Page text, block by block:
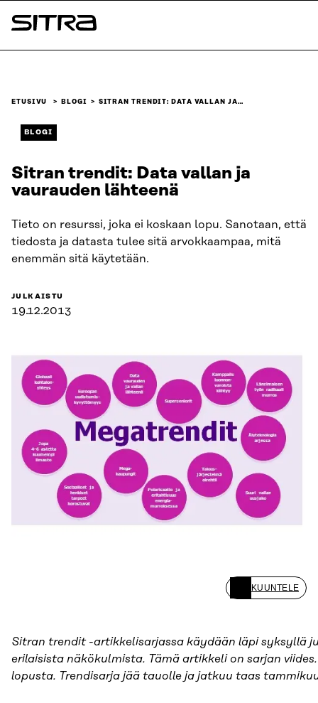
Siirry
suoraan
Sitra
ETUSIVU BLOGI SITRAN TRENDIT: DATA VALLAN JA…
BLOGI
Sitran trendit: Data vallan ja
vaurauden lähteenä
Tieto on resurssi, joka ei koskaan lopu. Sanotaan, että
tiedosta ja datasta tulee sitä arvokkaampaa, mitä
enemmän sitä käytetään.
JULKAISTU
19.12.2013
KUUNTELE
Sitran trendit -artikkelisarjassa käydään läpi syksyllä
erilaisista näkökulmista. Tämä artikkeli on sarjan
lopusta. Trendisarja jää tauolle ja jatkuu taas